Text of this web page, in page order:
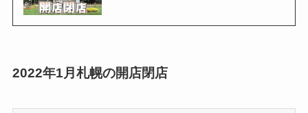
2022年1月札幌の開店閉店